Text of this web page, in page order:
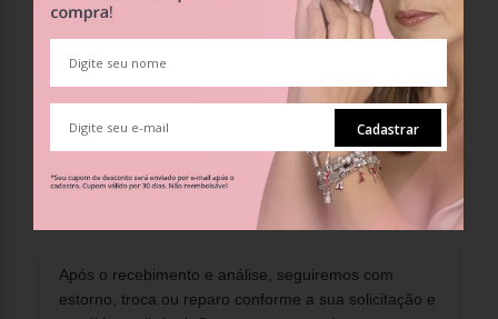
Solicite troca, devolução ou assistência e descreva
Aguarde o e mail com o código de postagem ou a
Embale a peça conforme as condições gerais e
Acessar minha conta Falar com o atendimento
Após o recebimento e análise, seguiremos com
estorno, troca ou reparo conforme a sua solicitação e
Cadastrar